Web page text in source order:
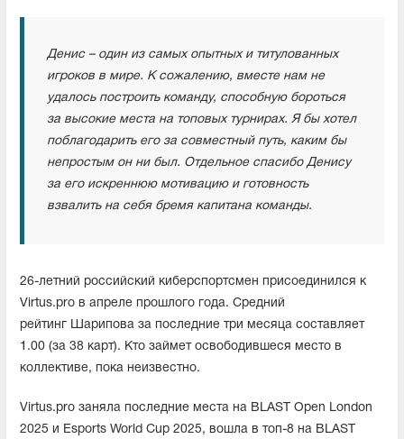
Денис – один из самых опытных и титулованных
игроков в мире. К сожалению, вместе нам не
удалось построить команду, способную бороться
за высокие места на топовых турнирах. Я бы хотел
поблагодарить его за совместный путь, каким бы
непростым он ни был. Отдельное спасибо Денису
за его искреннюю мотивацию и готовность
взвалить на себя бремя капитана команды.
26-летний российский киберспортсмен присоединился к
Virtus.pro в апреле прошлого года. Средний
рейтинг Шарипова за последние три месяца составляет
1.00 (за 38 карт). Кто займет освободившеся место в
коллективе, пока неизвестно.
Virtus.pro заняла последние места на BLAST Open London
2025 и Esports World Cup 2025, вошла в топ-8 на BLAST